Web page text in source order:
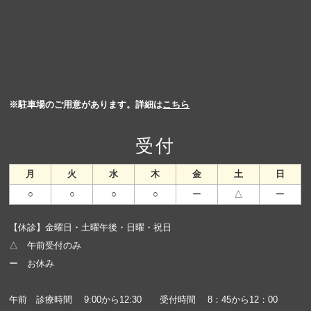
※駐車場のご用意があります。詳細はこちら
受付
月 火 水 木 金 土
日
○
○ ○ ○ ー △ ー
【休診】金曜日・土曜午後・日曜・祝日
△ 午前受付のみ
ー お休み
午前 診療時間 9:00から12:30 受付時間 8：45から12：00